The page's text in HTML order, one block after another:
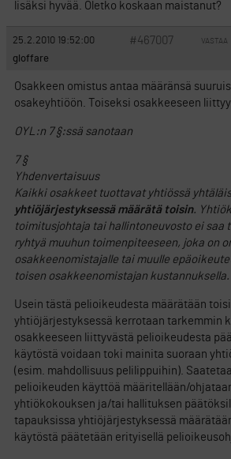
lisäksi hyvää. Oletko koskaan maistanut?
25.2.2010 19:52:00 #467007 VASTAA
gloffare
Osakkeen omistus antaa määränsä
osakeyhtiöön. Toiseksi osakkeeseen
OYL:n 7 §:ssä sanotaan
7 §
Yhdenvertaisuus
Kaikki osakkeet tuottavat yhtiössä
yhtiöjärjestyksessä määrätä toisin.
toimitusjohtaja tai hallintoneuvosto ei saa
ryhtyä muuhun toimenpiteeseen, joka on
osakkeenomistajalle tai muulle
toisen osakkeenomistajan kustannuksella.
Usein tästä pelioikeudesta määrätään
yhtiöjärjestyksessä kerrotaan tarkemmin
osakkeeseen liittyvästä pelioikeudesta
käytöstä voidaan toki mainita suoraan
(esim. mahdollisuus pelilippuihin).
pelioikeuden käyttöä määritellään/
yhtiökokouksen ja/tai hallituksen
tapauksissa yhtiöjärjestyksessä
käytöstä päätetään erityisellä